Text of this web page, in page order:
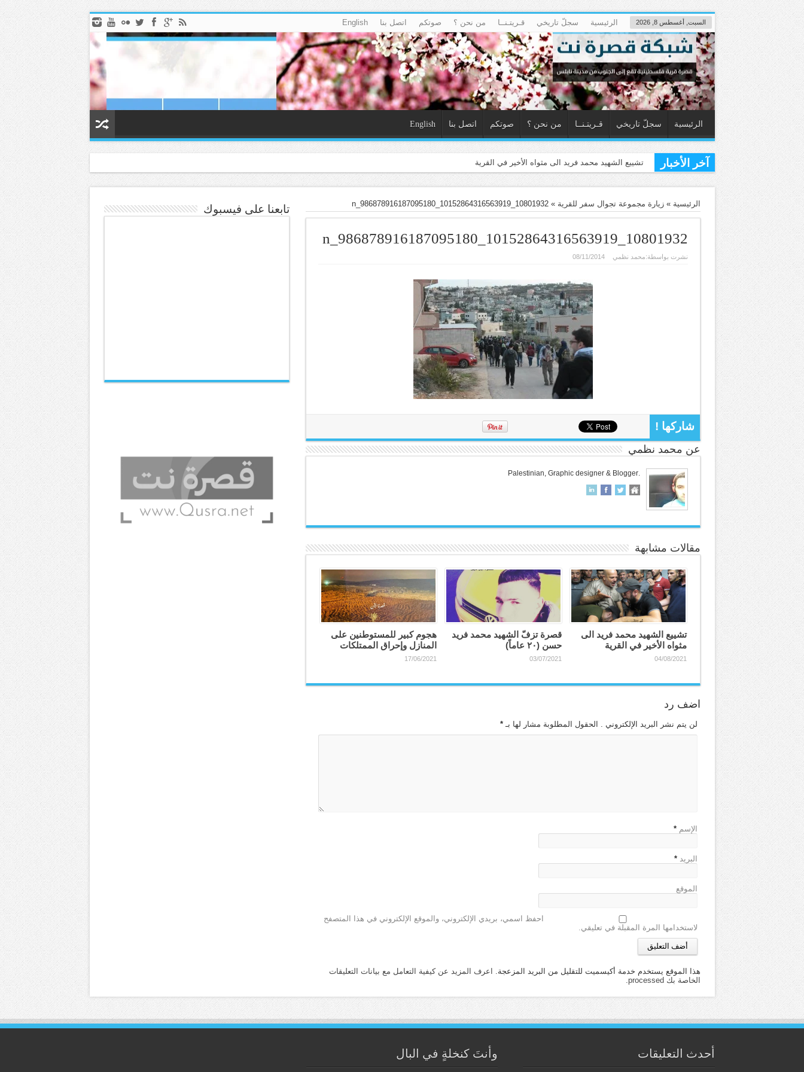
السبت, أغسطس 8, 2026 الرئيسية سجلّ تاريخي قـريتـنــا من نحن ؟ صوتكم اتصل بنا English
الرئيسية سجلّ تاريخي قـريتـنــا من نحن ؟ صوتكم اتصل بنا English
آخر الأخبار قصرة تزفّ الشه
الرئيسية »زيارة مجموعة تجوال سفر للقرية »
10801932_10152864316563919_986878916187095180_n
10801932_10152864316563919_986878916187095180_n
نشرت بواسطة:محمد نظمي 08/11/2014
شاركها !
عن محمد نظمي
.Palestinian, Graphic designer & Blogger
مقالات مشابهة
تشييع الشهيد محمد فريد الى
مثواه الأخير في القرية
04/08/2021
قصرة تزفّ الشهيد محمد فريد
حسن (٢٠ عاماً)
03/07/2021
هجوم كبير للمستوطنين على
المنازل وإحراق الممتلكات
17/06/2021
اضف رد
لن يتم نشر البريد الإلكتروني . الحقول المطلوبة مشار لها بـ*
الإسم *
البريد *
الموقع
احفظ اسمي، بريدي الإلكتروني، والموقع الإلكتروني في هذا المتصفح
لاستخدامها المرة المقبلة في تعليقي.
هذا الموقع يستخدم خدمة أكيسميت للتقليل من البريد المزعجة.
اعرف المزيد عن كيفية التعامل مع بيانات التعليقات
الخاصة بك processed
.
تابعنا على فيسبوك
أحدث التعليقات وأنتَ كنخلةٍ في البال